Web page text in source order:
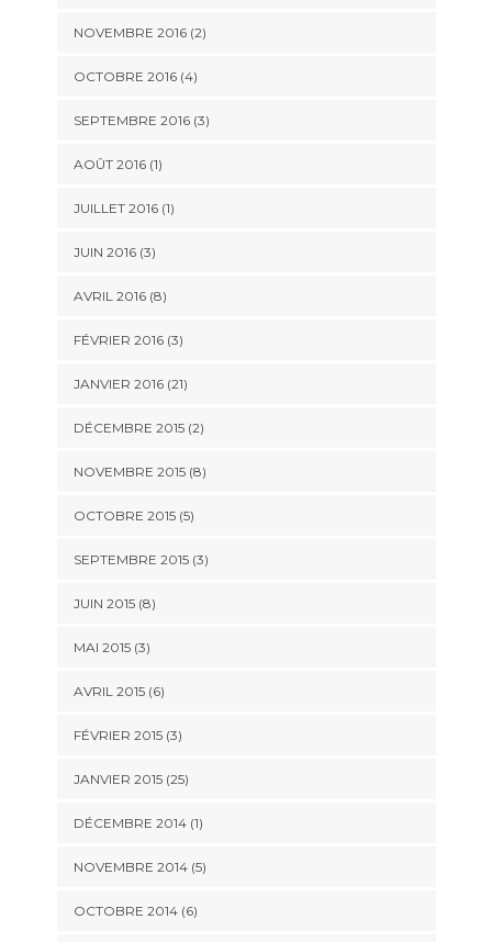
NOVEMBRE 2016 (2)
OCTOBRE 2016 (4)
SEPTEMBRE 2016 (3)
AOÛT 2016 (1)
JUILLET 2016 (1)
JUIN 2016 (3)
AVRIL 2016 (8)
FÉVRIER 2016 (3)
JANVIER 2016 (21)
DÉCEMBRE 2015 (2)
NOVEMBRE 2015 (8)
OCTOBRE 2015 (5)
SEPTEMBRE 2015 (3)
JUIN 2015 (8)
MAI 2015 (3)
AVRIL 2015 (6)
FÉVRIER 2015 (3)
JANVIER 2015 (25)
DÉCEMBRE 2014 (1)
NOVEMBRE 2014 (5)
OCTOBRE 2014 (6)